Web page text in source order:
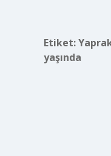
Etiket:
yaşında